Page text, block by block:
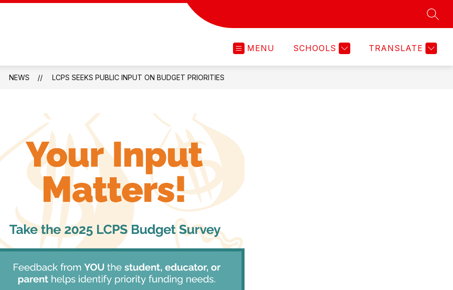
MENU SCHOOLS TRANSLATE
NEWS LCPS SEEKS PUBLIC INPUT ON BUDGET PRIORITIES